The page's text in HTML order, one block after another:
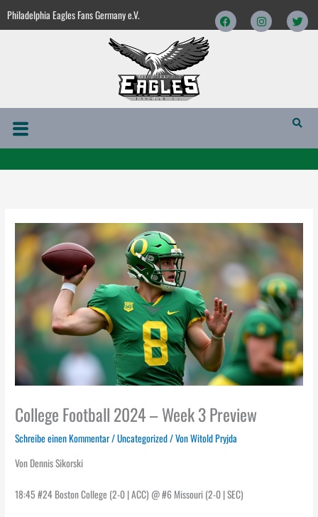
Inhalt
Philadelphia Eagles Fans Germany e.V. FacebookInstagram
Menü
College Football 2024 – Week 3 Preview
Schreibe einen Kommentar/Uncategorized/ VonWitold Pryjda
Von Dennis Sikorski
18:45 #24 Boston College (2-0 | ACC) @ #6 Missouri (2-0 | SEC)